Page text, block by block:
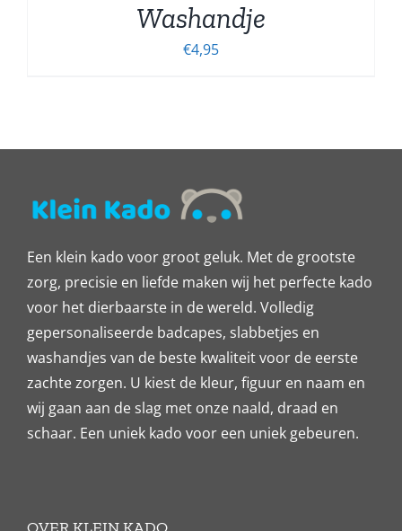
Washandje
€4,95
Een klein kado voor groot geluk. Met de grootste
zorg, precisie en liefde maken wij het perfecte kado
voor het dierbaarste in de wereld. Volledig
gepersonaliseerde badcapes, slabbetjes en
washandjes van de beste kwaliteit voor de eerste
zachte zorgen. U kiest de kleur, figuur en naam en
wij gaan aan de slag met onze naald, draad en
schaar. Een uniek kado voor een uniek gebeuren.